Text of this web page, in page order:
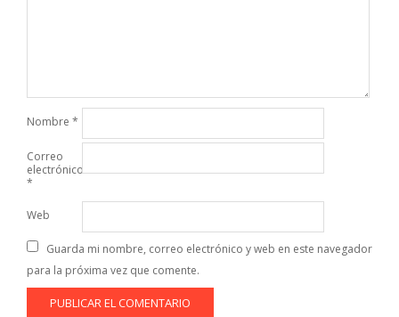
Nombre *
Correo
electrónico
*
Web
Guarda mi nombre, correo electrónico y web en este navegador
para la próxima vez que comente.